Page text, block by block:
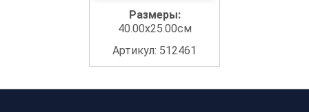
Размеры:
40.00x25.00см
Артикул: 512461